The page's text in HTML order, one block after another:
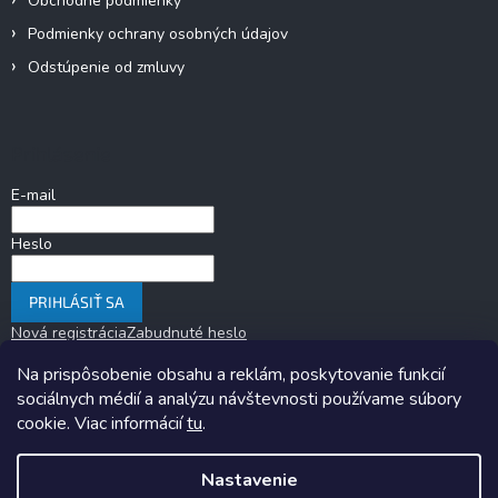
Na prispôsobenie obsahu a reklám, poskytovanie funkcií
sociálnych médií a analýzu návštevnosti používame súbory
cookie. Viac informáciítu.
Nastavenie
Podmienky ochrany osobných údajov
Odstúpenie od zmluvy
E-mail
Heslo
PRIHLÁSIŤ SA
Nová registráciaZabudnuté heslo